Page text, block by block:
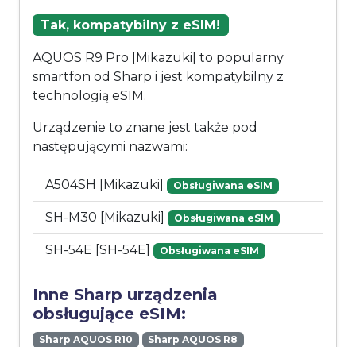
Tak, kompatybilny z eSIM!
AQUOS R9 Pro [Mikazuki] to popularny
smartfon od Sharp i jest kompatybilny z
technologią eSIM.
Urządzenie to znane jest także pod
następującymi nazwami:
A504SH [Mikazuki] Obsługiwana eSIM
SH-M30 [Mikazuki] Obsługiwana eSIM
SH-54E [SH-54E] Obsługiwana eSIM
Inne Sharp urządzenia
obsługujące eSIM:
Sharp AQUOS R10
Sharp AQUOS R8